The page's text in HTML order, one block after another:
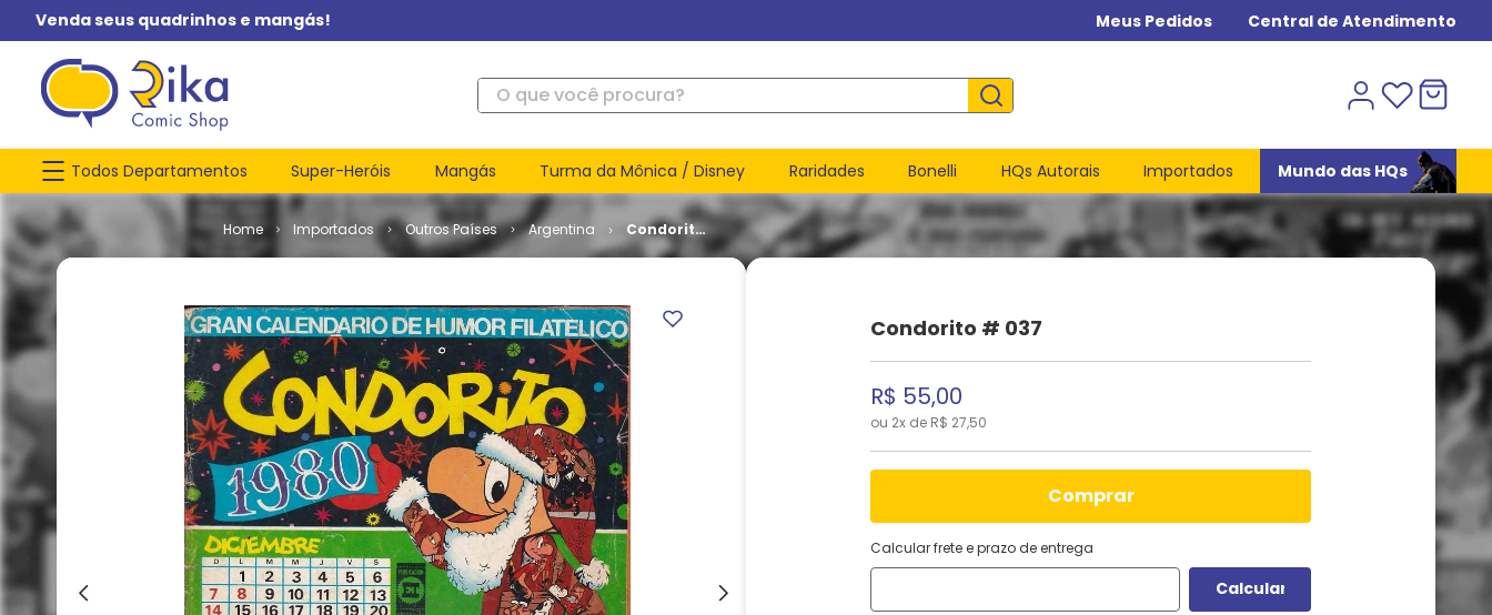
Venda seus quadrinhos e mangás! Meus Pedidos Central de Atendimento
O que você procura?
Todos Departamentos Super-Heróis Mangás Turma da Mônica / Disney Raridades Bonelli HQs Autorais Importados Mundo das HQs
Importados Outros Países Argentina
Condorito
# 037
Condorito # 037
R$ 55,00
ou 2x de R$ 27,50
comprar
Calcular frete e prazo de entrega